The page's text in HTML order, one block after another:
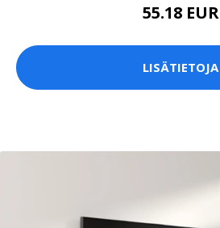
55.18 EUR
LISÄTIETOJA